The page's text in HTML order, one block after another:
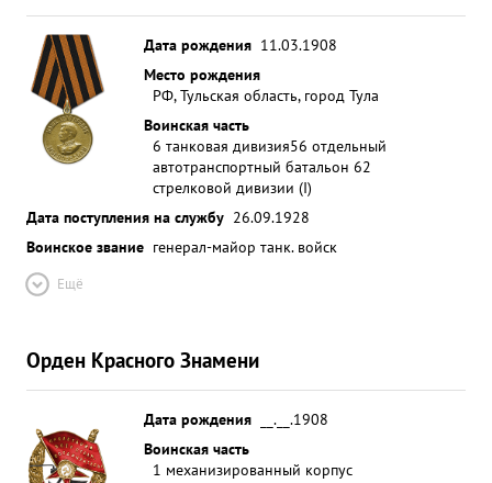
Дата рождения 11.03.1908
Место рождения
РФ, Тульская область, город Тула
Воинская часть
6 танковая дивизия56 отдельный
автотранспортный батальон 62
стрелковой дивизии (I)
Дата поступления на службу 26.09.1928
Воинское звание генерал-майор танк. войск
Ещё
Орден Красного Знамени
Дата рождения
__.__.1908
Воинская часть
1 механизированный корпус